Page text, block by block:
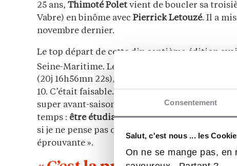
Consentement
Salut, c'est nous ... les
On ne se mange pas,
25 ans, Thimoté Poletvient de boucler sa
Vabre) en binôme avec Pierrick Letouzé. Il a
novembre dernier.
Le top départ de cette dix-septième édition
Seine-Maritime. Les deux skippers du Class40
(20j 16h56mn 22s), un résultat décevant pour
10. C’était faisable. Pas facile, mais faisable,
super avant-saison. Cela peut remettre en
temps : être étudiant,gérer mon projetetêtre
si je ne pense pas que cela soit le moment
éprouvante ».